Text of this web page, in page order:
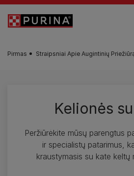
Pereiti į pagrindinį turinį
Pirmas Straipsniai Apie Augintinių
Kelionės
Peržiūrėkite mūsų parengtus
ir specialistų patarimus,
kraustymasis su kate keltų